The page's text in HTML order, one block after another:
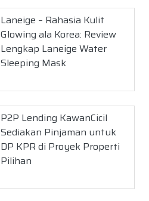
Laneige – Rahasia Kulit
Glowing ala Korea: Review
Lengkap Laneige Water
Sleeping Mask
P2P Lending KawanCicil
Sediakan Pinjaman untuk
DP KPR di Proyek Properti
Pilihan